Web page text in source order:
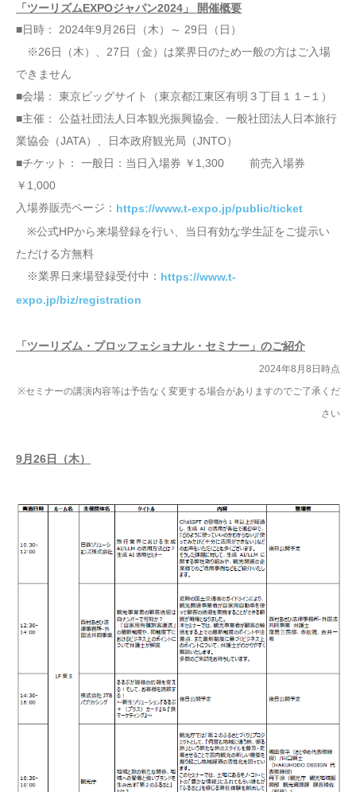
「ツーリズムEXPOジャパン2024」 開催概要
■日時： 2024年9月26日（木）～ 29日（日）
※26日（木）、27日（金）は業界日のため一般の方はご入場
できません
■会場： 東京ビッグサイト（東京都江東区有明３丁目１１−１）
■主催： 公益社団法人日本観光振興協会、一般社団法人日本旅行
業協会（JATA）、日本政府観光局（JNTO）
■チケット： 一般日：当日入場券 ￥1,300 前売入場券
￥1,000
入場券販売ページ： https://www.t-expo.jp/public/ticket
※公式HPから来場登録を行い、当日有効な学生証をご提示い
ただける方無料
※業界日来場登録受付中： https://www.t-
expo.jp/biz/registration
「ツーリズム・プロッフェショナル・セミナー」のご紹介
2024年8月8日時点
※セミナーの講演内容等は予告なく変更する場合がありますのでご了承くだ
さい
9月26日（木）